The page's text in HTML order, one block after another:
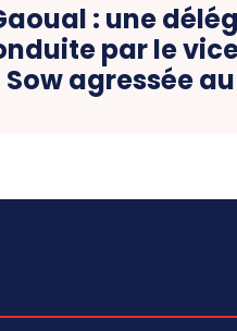
: une
par le
Sow agressée